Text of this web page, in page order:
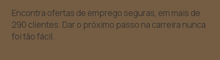
Encontra ofertas de emprego seguras, em mais de
290 clientes. Dar o próximo passo na carreira nunca
foi tão fácil.